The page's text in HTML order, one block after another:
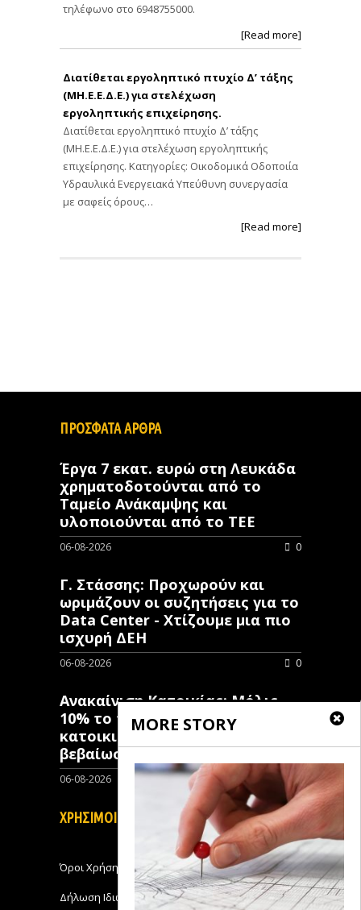
τηλέφωνο στο 6948755000.
[Read more]
Διατίθεται εργοληπτικό πτυχίο Δ’ τάξης
(ΜΗ.Ε.Ε.Δ.Ε.) για στελέχωση
εργοληπτικής επιχείρησης.
Διατίθεται εργοληπτικό πτυχίο Δ’ τάξης
(ΜΗ.Ε.Ε.Δ.Ε.) για στελέχωση εργοληπτικής
επιχείρησης. Κατηγορίες: Οικοδομικά Οδοποιία
Υδραυλικά Ενεργειακά Υπεύθυνη συνεργασία
με σαφείς όρους…
[Read more]
MORE STORY
ΠΡΟΣΦΑΤΑ ΑΡΘΡΑ
Έργα 7 εκατ. ευρώ στη Λευκάδα
χρηματοδοτούνται από το
Ταμείο Ανάκαμψης και
υλοποιούνται από το ΤΕΕ
06-08-2026 0
Γ. Στάσσης: Προχωρούν και
ωριμάζουν οι συζητήσεις για το
Data Center - Χτίζουμε μια πιο
ισχυρή ΔΕΗ
06-08-2026 0
Ανακαίνιση Κατοικίας: Μόλις
10% το ποσοστό των κλειστών
κατοικιών που έχουν λάβει
βεβαίωση ένταξης
06-08-2026 0
ΧΡΗΣΙΜΟΙ ΣΥΝΔΕΣΜΟΙ
Όροι Χρήσης
Δήλωση Ιδιωτικότητας